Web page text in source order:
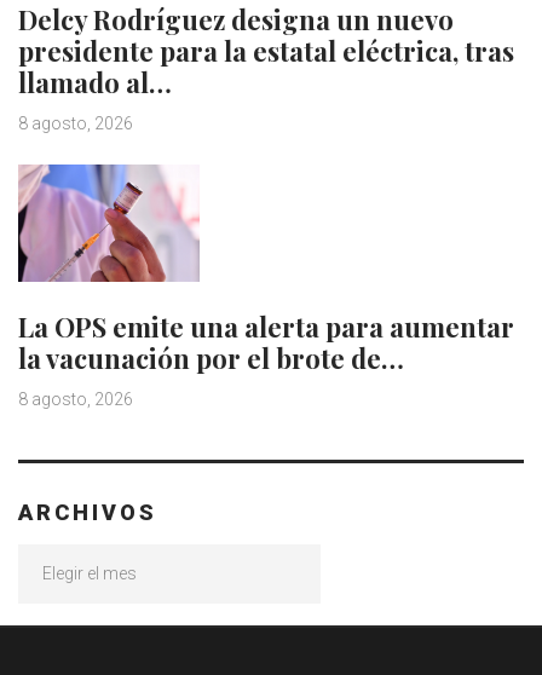
Delcy Rodríguez designa un nuevo
presidente para la estatal eléctrica, tras
llamado al…
8 agosto, 2026
La OPS emite una alerta para aumentar
la vacunación por el brote de…
8 agosto, 2026
ARCHIVOS